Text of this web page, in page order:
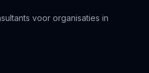
voor organisaties in